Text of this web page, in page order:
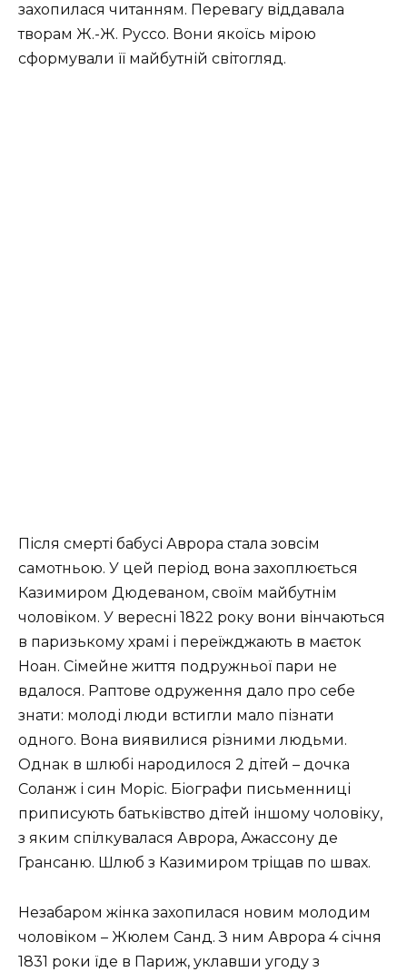
захопилася читанням. Перевагу віддавала
творам Ж.-Ж. Руссо. Вони якоїсь мірою
сформували її майбутній світогляд.
Після смерті бабусі Аврора стала зовсім
самотньою. У цей період вона захоплюється
Казимиром Дюдеваном, своїм майбутнім
чоловіком. У вересні 1822 року вони вінчаються
в паризькому храмі і переїжджають в маєток
Ноан. Сімейне життя подружньої пари не
вдалося. Раптове одруження дало про себе
знати: молоді люди встигли мало пізнати
одного. Вона виявилися різними людьми.
Однак в шлюбі народилося 2 дітей – дочка
Соланж і син Моріс. Біографи письменниці
приписують батьківство дітей іншому чоловіку,
з яким спілкувалася Аврора, Ажассону де
Грансаню. Шлюб з Казимиром тріщав по швах.
Незабаром жінка захопилася новим молодим
чоловіком – Жюлем Санд. З ним Аврора 4 січня
1831 роки їде в Париж, уклавши угоду з